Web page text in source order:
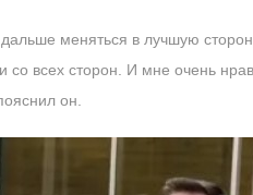
меняться в лучшую
со всех сторон. И мне очень
он.